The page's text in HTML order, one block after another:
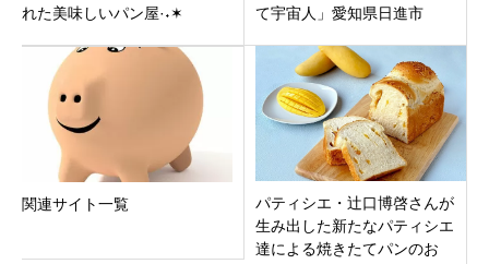
れた美味しいパン屋·˖✶
て宇宙人」愛知県日進市
関連サイト一覧
パティシエ・辻口博啓さんが
生み出した新たなパティシエ
達による焼きたてパンのお